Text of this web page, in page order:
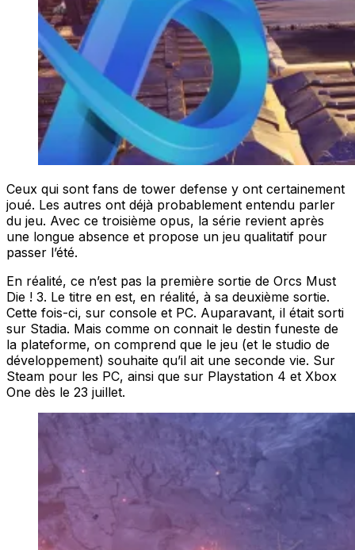
Ceux qui sont fans de tower defense y ont certainement
joué. Les autres ont déjà probablement entendu parler
du jeu. Avec ce troisième opus, la série revient après
une longue absence et propose un jeu qualitatif pour
passer l’été.
En réalité, ce n’est pas la première sortie de Orcs Must
Die ! 3. Le titre en est, en réalité, à sa deuxième sortie.
Cette fois-ci, sur console et PC. Auparavant, il était sorti
sur Stadia. Mais comme on connait le destin funeste de
la plateforme, on comprend que le jeu (et le studio de
développement) souhaite qu’il ait une seconde vie. Sur
Steam pour les PC, ainsi que sur Playstation 4 et Xbox
One dès le 23 juillet.